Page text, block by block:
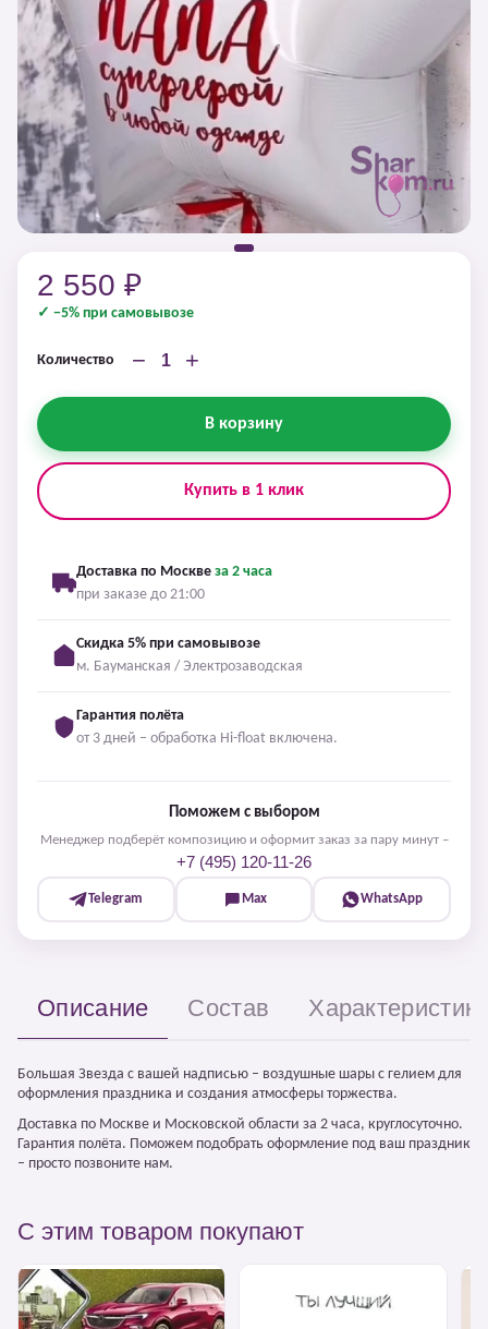
2 550 ₽
✓ −5% при самовывозе
Количество − +
В корзину
Купить в 1 клик
Доставка по Москве за 2 часа
при заказе до 21:00
Скидка 5% при самовывозе
м. Бауманская / Электрозаводская
Гарантия полёта
от 3 дней – обработка Hi-float включена.
Поможем с выбором
Менеджер подберёт композицию и оформит заказ за пару минут –
+7 (495) 120-11-26
Telegram Max WhatsApp
Описание Состав
Большая Звезда с вашей надписью – воздушные шары с гелием для
оформления праздника и создания атмосферы торжества.
Доставка по Москве и Московской области за 2 часа, круглосуточно.
Гарантия полёта. Поможем подобрать оформление под ваш праздник
– просто позвоните нам.
С этим товаром покупают